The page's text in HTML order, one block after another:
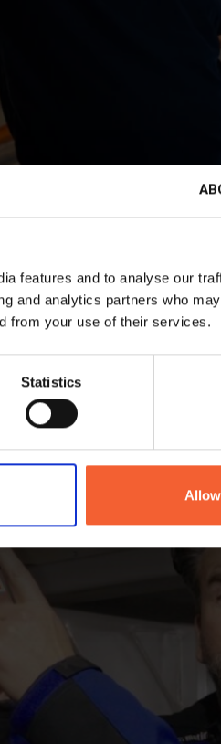
features and to analyse our
and analytics partners who
from your use of their services.
Statistics
ProCutter 900 RB. Deze
1200